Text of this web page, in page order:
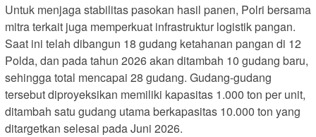
Untuk menjaga stabilitas pasokan hasil panen, Polri bersama
mitra terkait juga memperkuat infrastruktur logistik pangan.
Saat ini telah dibangun 18 gudang ketahanan pangan di 12
Polda, dan pada tahun 2026 akan ditambah 10 gudang baru,
sehingga total mencapai 28 gudang. Gudang-gudang
tersebut diproyeksikan memiliki kapasitas 1.000 ton per unit,
ditambah satu gudang utama berkapasitas 10.000 ton yang
ditargetkan selesai pada Juni 2026.